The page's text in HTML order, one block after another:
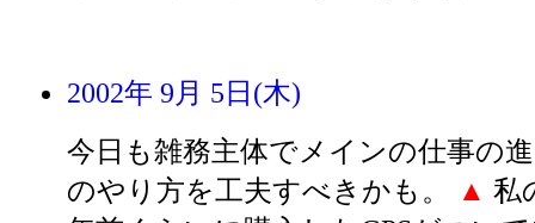
2002年 9月 5日(木)
今日も雑務主体でメインの仕事の
のやり方を工夫すべきかも。
▲ 私